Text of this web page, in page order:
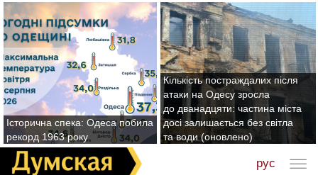
Історична спека: Одеса побила
рекорд 1963 року
Кількість постраждалих після
атаки на Одесу зросла
до дванадцяти: частина міста
досі залишається без світла
та води (оновлено)
рус